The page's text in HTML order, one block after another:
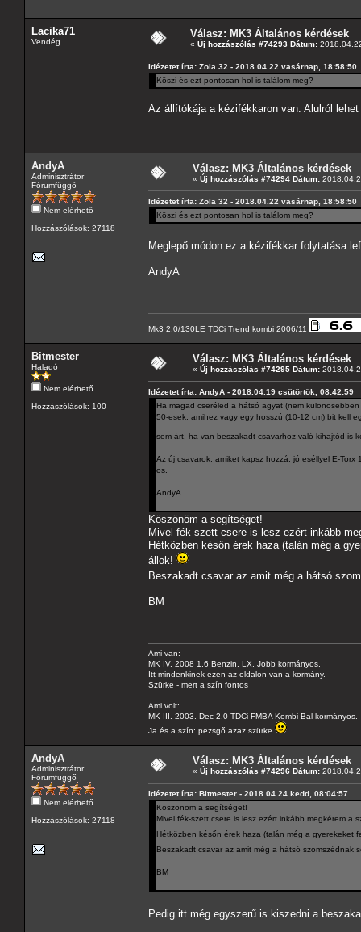
Lacika71
Vendég
Válasz: MK3 Általános kérdések
« Új hozzászólás #74293 Dátum:
Idézetet írta: Zola 32 - 2018.04.22 vasárnap, 18:58:50
Köszi és ezt pontosan hol is találom meg?
Az állítókája a kézifékkaron van. Alulról
AndyA
Adminisztrátor
Fórumfüggő
Nem elérhető
Hozzászólások: 27118
Válasz: MK3 Általános kérdések
« Új hozzászólás #74294 Dátum:
Idézetet írta: Zola 32 - 2018.04.22 vasárnap, 18:58:50
Köszi és ezt pontosan hol is találom meg?
Meglepő módon ez a kézifékkar folytatása
AndyA
Mk3 2.0/130LE TDCi Trend kombi 2006/11
Bitmester
Haladó
Nem elérhető
Hozzászólások: 100
Válasz: MK3 Általános kérdések
« Új hozzászólás #74295 Dátum:
Idézetet írta: AndyA - 2018.04.19 csütörtök, 08:42:59
Ha magad cseréled a hátsó agyat (nem
50-esek, amihez vagy egy hosszú (10-12 cm) bit kell
sem árt, ha van beszakadt csavarhoz való kihajtód
Az új csavarok, amiket kapsz hozzá, jó eséllyel E-
os.
AndyA
Köszönöm a segítséget!
Mivel fék-szett csere is lesz ezért inkább
Hétközben későn érek haza (talán még a
állok!
Beszakadt csavar az amit még a hátsó
BM
Ami van:
MK IV. 2008 1.6 Benzin. LX. Jobb kormányos.
Itt mindenkinek ezen az oldalon van a kormány.
Szürke - mert a szín fontos
Ami volt:
MK III. 2003. Dec 2.0 TDCi FMBA Kombi Bal kormányos.
Ja és a szín: pezsgő azaz szürke
AndyA
Adminisztrátor
Fórumfüggő
Nem elérhető
Hozzászólások: 27118
Válasz: MK3 Általános kérdések
« Új hozzászólás #74296 Dátum:
Idézetet írta: Bitmester - 2018.04.24 kedd, 08:04:57
Köszönöm a segítséget!
Mivel fék-szett csere is lesz ezért inkább megkérem a
Hétközben későn érek haza (talán még a gyerekeket
Beszakadt csavar az amit még a hátsó
BM
Pedig itt még egyszerű is kiszedni a